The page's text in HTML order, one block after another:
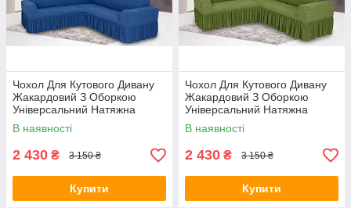
Чохол Для Кутового Дивану
Жакардовий З Оборкою
Універсальний Натяжна
блакитний Venera
В наявності
2 430 ₴ 3 150 ₴
Купити
Чохол Для Кутового Дивану
Жакардовий З Оборкою
Універсальний Натяжна
оливка Venera
В наявності
2 430 ₴ 3 150 ₴
Купити